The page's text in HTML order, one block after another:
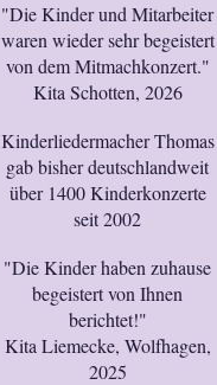
"Die Kinder und Mitarbeiter
waren wieder sehr begeistert
von dem Mitmachkonzert."
Kita Schotten, 2026
Kinderliedermacher Thomas
gab bisher deutschlandweit
über 1400 Kinderkonzerte
seit 2002
"Die Kinder haben zuhause
begeistert von Ihnen
berichtet!"
Kita Liemecke, Wolfhagen,
2025